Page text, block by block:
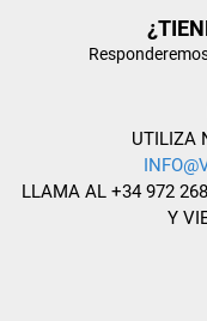
UTILIZA
LLAMA AL +34 972
Y